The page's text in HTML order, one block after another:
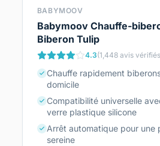
BABYMOOV
Babymoov Chauffe-
Biberon Tulip
4.3(1,448 avis
Chauffe rapidement
domicile
Compatibilité universelle
verre plastique silicone
Arrêt automatique pour une
sereine